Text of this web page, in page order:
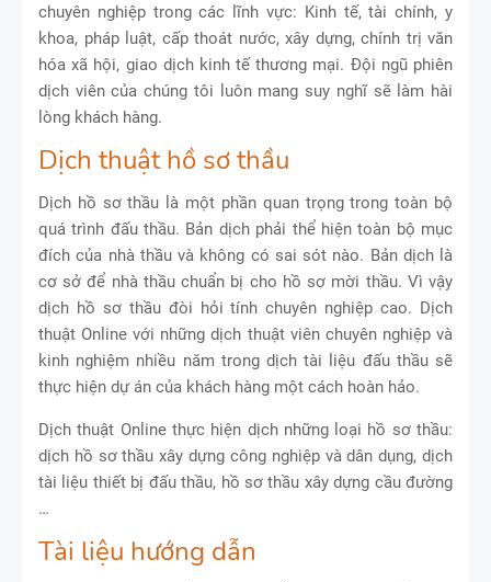
chuyên nghiệp trong các lĩnh vực: Kinh tế, tài chính, y
khoa, pháp luật, cấp thoát nước, xây dựng, chính trị văn
hóa xã hội, giao dịch kinh tế thương mại. Đội ngũ phiên
dịch viên của chúng tôi luôn mang suy nghĩ sẽ làm hài
lòng khách hàng.
Dịch thuật hồ sơ thầu
Dịch hồ sơ thầu là một phần quan trọng trong toàn bộ
quá trình đấu thầu. Bản dịch phải thể hiện toàn bộ mục
đích của nhà thầu và không có sai sót nào. Bản dịch là
cơ sở để nhà thầu chuẩn bị cho hồ sơ mời thầu. Vì vậy
dịch hồ sơ thầu đòi hỏi tính chuyên nghiệp cao. Dịch
thuật Online với những dịch thuật viên chuyên nghiệp và
kinh nghiệm nhiều năm trong dịch tài liệu đấu thầu sẽ
thực hiện dự án của khách hàng một cách hoàn hảo.
Dịch thuật Online thực hiện dịch những loại hồ sơ thầu:
dịch hồ sơ thầu xây dựng công nghiệp và dân dụng, dịch
tài liệu thiết bị đấu thầu, hồ sơ thầu xây dựng cầu đường
…
Tài liệu hướng dẫn